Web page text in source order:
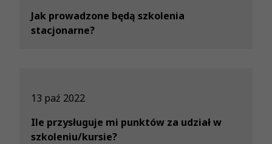
Jak prowadzone będą szkolenia
stacjonarne?
13 paź 2022
Ile przysługuje mi punktów za udział w
szkoleniu/kursie?